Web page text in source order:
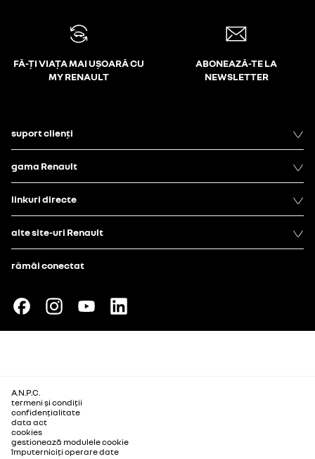
FĂ-ȚI VIAȚA MAI UȘOARĂ CU
MY RENAULT
ABONEAZĂ-TE LA
NEWSLETTER
suport clienți
gama Renault
linkuri directe
alte site-uri Renault
rămâi conectat
A.N.P.C.
termeni și condiții
confidențialitate
data act
cookies
gestionează modulele cookie
împuterniciți operare date